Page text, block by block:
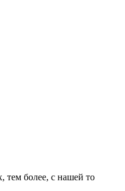
тем более, с нашей то